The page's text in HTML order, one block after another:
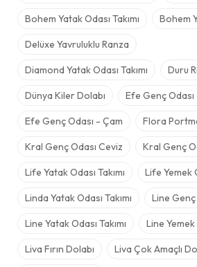
Bohem Yatak Odası Takımı Bohem
Delüxe Yavruluklu Ranza
Diamond Yatak Odası Takımı Duru
Dünya Kiler Dolabı Efe Genç
Efe Genç Odası - Çam Flora
Kral Genç Odası Ceviz Kral Genç
Life Yatak Odası Takımı Life Yemek
Linda Yatak Odası Takımı Line Genç
Line Yatak Odası Takımı Line Yemek
Liva Fırın Dolabı Liva Çok Amaçlı